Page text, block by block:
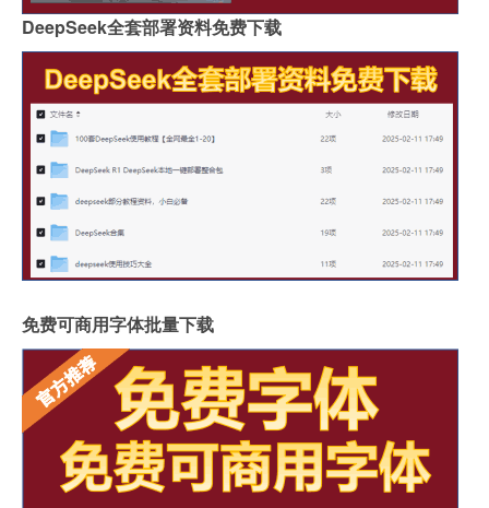
DeepSeek全套部署资料免费下载
免费可商用字体批量下载